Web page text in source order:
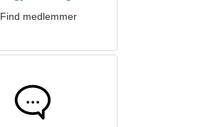
Find medlemmer